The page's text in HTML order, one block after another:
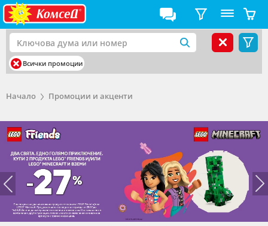
Всички промоции
Начало Промоции и акценти